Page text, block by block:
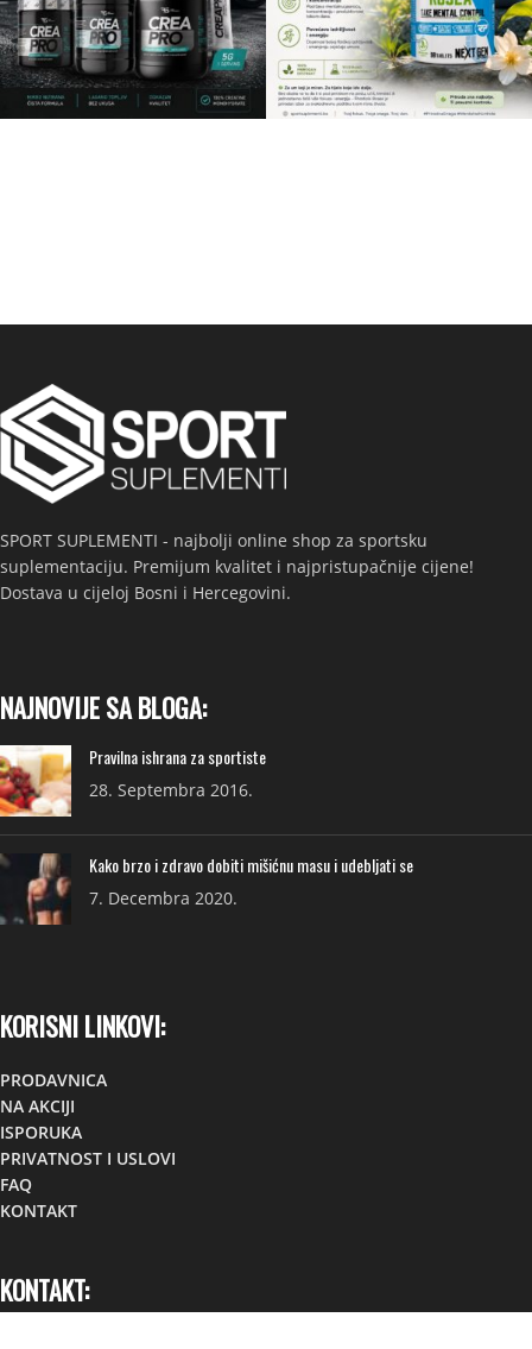
SPORT SUPLEMENTI - najbolji online shop za sportsku
suplementaciju. Premijum kvalitet i najpristupačnije cijene!
Dostava u cijeloj Bosni i Hercegovini.
NAJNOVIJE SA BLOGA:
Pravilna ishrana za sportiste
28. Septembra 2016.
Kako brzo i zdravo dobiti mišićnu masu i udebljati se
7. Decembra 2020.
KORISNI LINKOVI:
PRODAVNICA
NA AKCIJI
ISPORUKA
PRIVATNOST I USLOVI
FAQ
KONTAKT
KONTAKT: